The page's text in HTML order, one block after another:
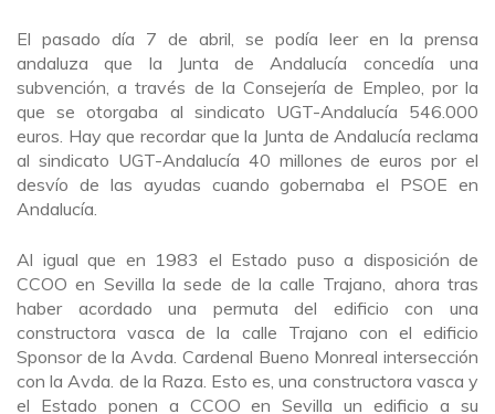
El pasado día 7 de abril, se podía leer en la prensa
andaluza que la Junta de Andalucía concedía una
subvención, a través de la Consejería de Empleo, por la
que se otorgaba al sindicato UGT-Andalucía 546.000
euros. Hay que recordar que la Junta de Andalucía reclama
al sindicato UGT-Andalucía 40 millones de euros por el
desvío de las ayudas cuando gobernaba el PSOE en
Andalucía.
Al igual que en 1983 el Estado puso a disposición de
CCOO en Sevilla la sede de la calle Trajano, ahora tras
haber acordado una permuta del edificio con una
constructora vasca de la calle Trajano con el edificio
Sponsor de la Avda. Cardenal Bueno Monreal intersección
con la Avda. de la Raza. Esto es, una constructora vasca y
el Estado ponen a CCOO en Sevilla un edificio a su